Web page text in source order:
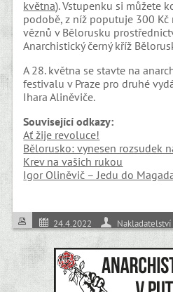
května). Vstupenku si můžete
podobě, z níž poputuje 300
věznů v Bělorusku
Anarchistický černý kříž
A 28. května se stavte na
festivalu v Praze pro druhé
Ihara Aliněviče.
Související odkazy:
Ať žije revoluce!
Bělorusko: vynesen rozsudek
Krev na vašich rukou
Igor Oliněvič – Jedu do
24.4.2022 Nakladatelství